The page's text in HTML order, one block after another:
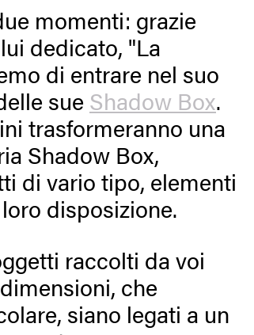
momenti: grazie
dedicato, "La
di entrare nel suo
sue Shadow Box.
trasformeranno una
Shadow Box,
di vario tipo, elementi
disposizione.
raccolti da voi
che
siano legati a un